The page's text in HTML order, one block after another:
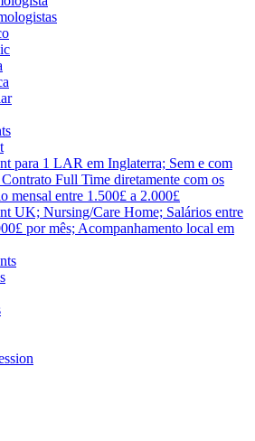
para 1 LAR em Inglaterra; Sem e com
Full Time diretamente com os
mensal entre 1.500£ a 2.000£
UK; Nursing/Care Home; Salários entre
por mês; Acompanhamento local em